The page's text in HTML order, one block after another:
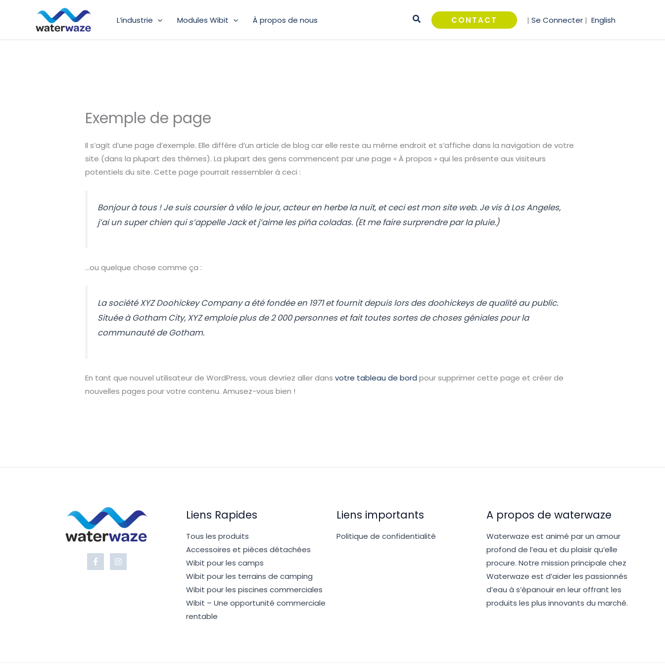
L’industrie Modules Wibit À propos de nous RechercherCONTACT | Se Connecter | English
Exemple de page
Il s’agit d’une page d’exemple. Elle diffère d’un article de blog car elle reste au même endroit et s’affiche dans la navigation de votre
site (dans la plupart des thèmes). La plupart des gens commencent par une page « À propos » qui les présente aux visiteurs
potentiels du site. Cette page pourrait ressembler à ceci :
Bonjour à tous ! Je suis coursier à vélo le jour, acteur en herbe la nuit, et ceci est mon site web. Je vis à Los Angeles,
j’ai un super chien qui s’appelle Jack et j’aime les piña coladas. (Et me faire surprendre par la pluie.)
…ou quelque chose comme ça :
La société XYZ Doohickey Company a été fondée en 1971 et fournit depuis lors des doohickeys de qualité au public.
Située à Gotham City, XYZ emploie plus de 2 000 personnes et fait toutes sortes de choses géniales pour la
communauté de Gotham.
En tant que nouvel utilisateur de WordPress, vous devriez aller dansvotre tableau de bord pour supprimer cette page et créer de
nouvelles pages pour votre contenu. Amusez-vous bien !
Liens Rapides
Tous les produits
Accessoires et pièces détachées
Wibit pour les camps
Wibit pour les terrains de camping
Wibit pour les piscines commerciales
Wibit – Une opportunité commerciale
rentable
Liens importants
Politique de confidentialité
A propos de waterwaze
Waterwaze est animé par un amour
profond de l’eau et du plaisir qu’elle
procure. Notre mission principale chez
Waterwaze est d’aider les passionnés
d’eau à s’épanouir en leur offrant les
produits les plus innovants du marché.